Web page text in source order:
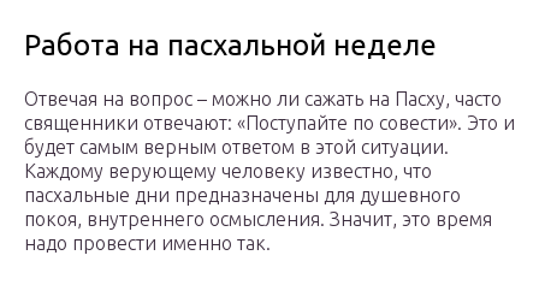
Работа на пасхальной неделе
Отвечая на вопрос – можно ли сажать на Пасху, часто
священники отвечают: «Поступайте по совести». Это и
будет самым верным ответом в этой ситуации.
Каждому верующему человеку известно, что
пасхальные дни предназначены для душевного
покоя, внутреннего осмысления. Значит, это время
надо провести именно так.